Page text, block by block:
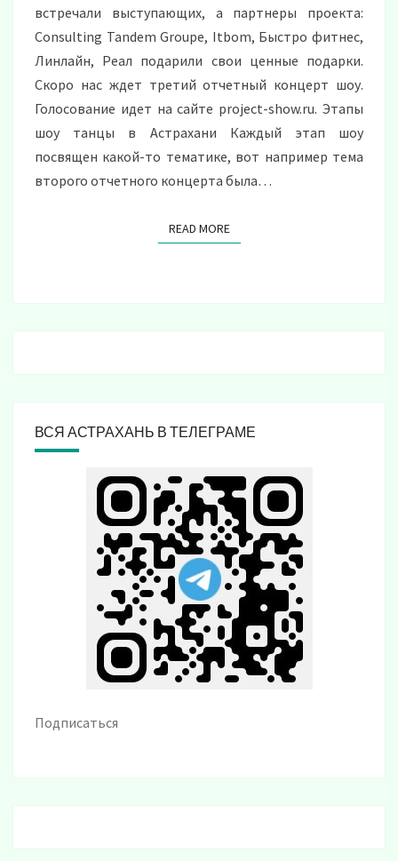
встречали выступающих, а партнеры проекта:
Consulting Tandem Groupe, Itbom, Быстро фитнес,
Линлайн, Реал подарили свои ценные подарки.
Скоро нас ждет третий отчетный концерт шоу.
Голосование идет на сайте project-show.ru. Этапы
шоу танцы в Астрахани Каждый этап шоу
посвящен какой-то тематике, вот например тема
второго отчетного концерта была…
READ MOREREAD MORE
ВСЯ АСТРАХАНЬ В ТЕЛЕГРАМЕ
Подписаться